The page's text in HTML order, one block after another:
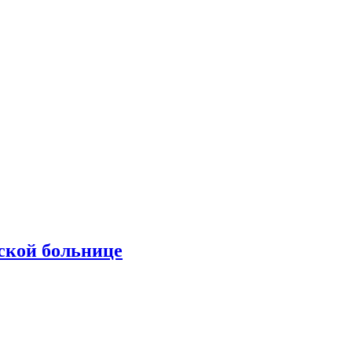
больнице